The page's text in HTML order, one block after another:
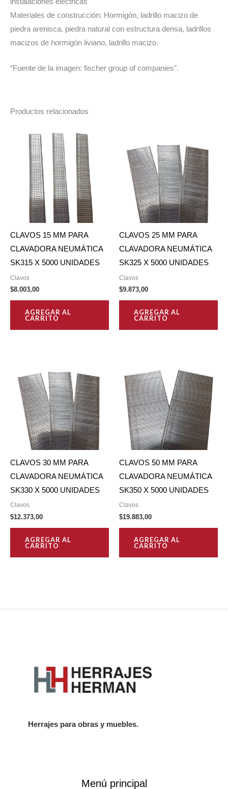
Materiales de construcción: Hormigón, ladrillo macizo de
piedra arenisca, piedra natural con estructura densa, ladrillos
macizos de hormigón liviano, ladrillo macizo.
“Fuente de la imagen: fischer group of companies”.
Productos relacionados
CLAVOS 15 MM PARA
CLAVADORA NEUMÁTICA
SK315 X 5000 UNIDADES
Clavos
$8.003,00
AGREGAR AL
CARRITO
CLAVOS 25 MM PARA
CLAVADORA NEUMÁTICA
SK325 X 5000 UNIDADES
Clavos
$9.873,00
AGREGAR AL
CARRITO
CLAVOS 30 MM PARA
CLAVADORA NEUMÁTICA
SK330 X 5000 UNIDADES
Clavos
$12.373,00
AGREGAR AL
CARRITO
CLAVOS 50 MM PARA
CLAVADORA NEUMÁTICA
SK350 X 5000 UNIDADES
Clavos
$19.883,00
AGREGAR AL
CARRITO
Herrajes para obras y muebles.
Menú principal